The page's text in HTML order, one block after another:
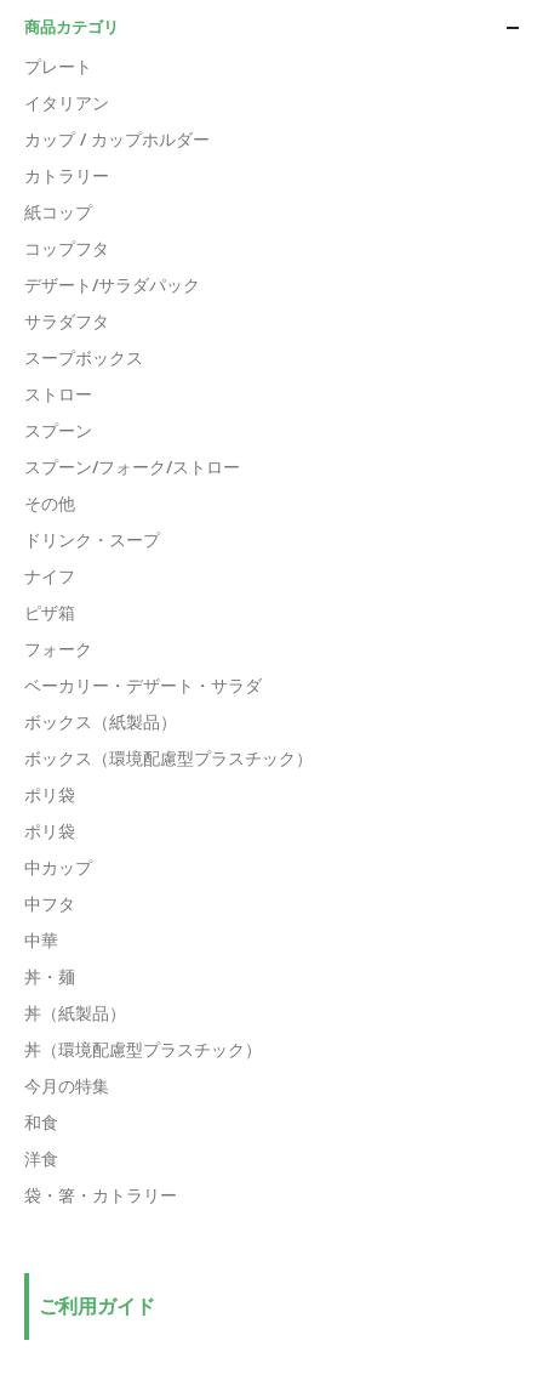
商品カテゴリ
プレート
イタリアン
カップ / カップホルダー
カトラリー
紙コップ
コップフタ
デザート/サラダパック
サラダフタ
スープボックス
ストロー
スプーン
スプーン/フォーク/ストロー
その他
ドリンク・スープ
ナイフ
ピザ箱
フォーク
ベーカリー・デザート・サラダ
ボックス（紙製品）
ボックス（環境配慮型プラスチック）
ポリ袋
ポリ袋
中カップ
中フタ
中華
丼・麺
丼（紙製品）
丼（環境配慮型プラスチック）
今月の特集
和食
洋食
袋・箸・カトラリー
ご利用ガイド